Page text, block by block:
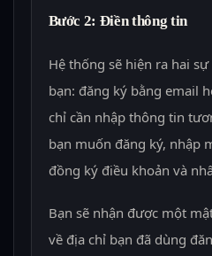
Bước 2: Điền thông tin
Hệ thống sẽ hiện ra hai
bạn: đăng ký bằng email
chỉ cần nhập thông tin
bạn muốn đăng ký, nhập
đồng ký điều khoản và
Bạn sẽ nhận được một
về địa chỉ bạn đã dùng